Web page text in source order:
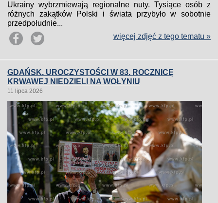
Ukrainy wybrzmiewają regionalne nuty. Tysiące osób z
różnych zakątków Polski i świata przybyło w sobotnie
przedpołudnie...
więcej zdjęć z tego tematu »
GDAŃSK. UROCZYSTOŚCI W 83. ROCZNICĘ
KRWAWEJ NIEDZIELI NA WOŁYNIU
11 lipca 2026